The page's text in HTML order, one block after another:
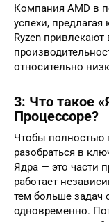
Компания AMD в
успехи,
Ryzen
относительно
3: Что такое
Процессоре?
Чтобы полностью
разобраться в
Ядра — это части
работает
тем больше задач
одновременно.